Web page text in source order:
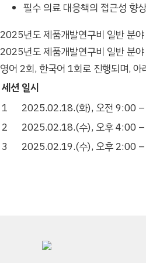
필수 의료 대응책의 접근성 향
2025년도 제품개발연구비 일반 분
2025년도 제품개발연구비 일반 분
영어 2회, 한국어 1회로 진행되며,
설명회
세션 일시
1
2025.02.18.(화), 오전 9:00
2
2025.02.18.(수), 오후 4:00
3
2025.02.19.(수), 오후 2:00